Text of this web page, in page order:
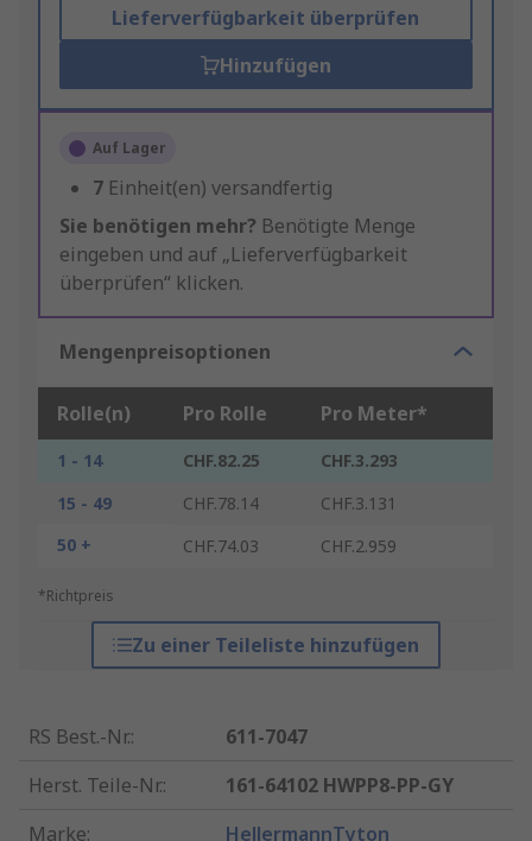
Lieferverfügbarkeit überprüfen
Hinzufügen
Auf Lager
7 Einheit(en) versandfertig
Sie benötigen mehr? Benötigte Menge
eingeben und auf „Lieferverfügbarkeit
überprüfen“ klicken.
Mengenpreisoptionen
Rolle(n) Pro Rolle Pro Meter*
1 - 14 CHF.82.25
CHF.3.293
15 - 49
CHF.78.14
CHF.3.131
50 +
CHF.74.03 CHF.2.959
*Richtpreis
Zu einer Teileliste hinzufügen
RS Best.-Nr.:
611-7047
Herst. Teile-Nr.:
161-64102 HWPP8-PP-GY
Marke: HellermannTyton